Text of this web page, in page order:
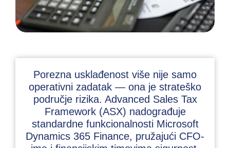
Porezna usklađenost više nije samo
operativni zadatak — ona je strateško
područje rizika. Advanced Sales Tax
Framework (ASX) nadograđuje
standardne funkcionalnosti Microsoft
Dynamics 365 Finance, pružajući CFO-